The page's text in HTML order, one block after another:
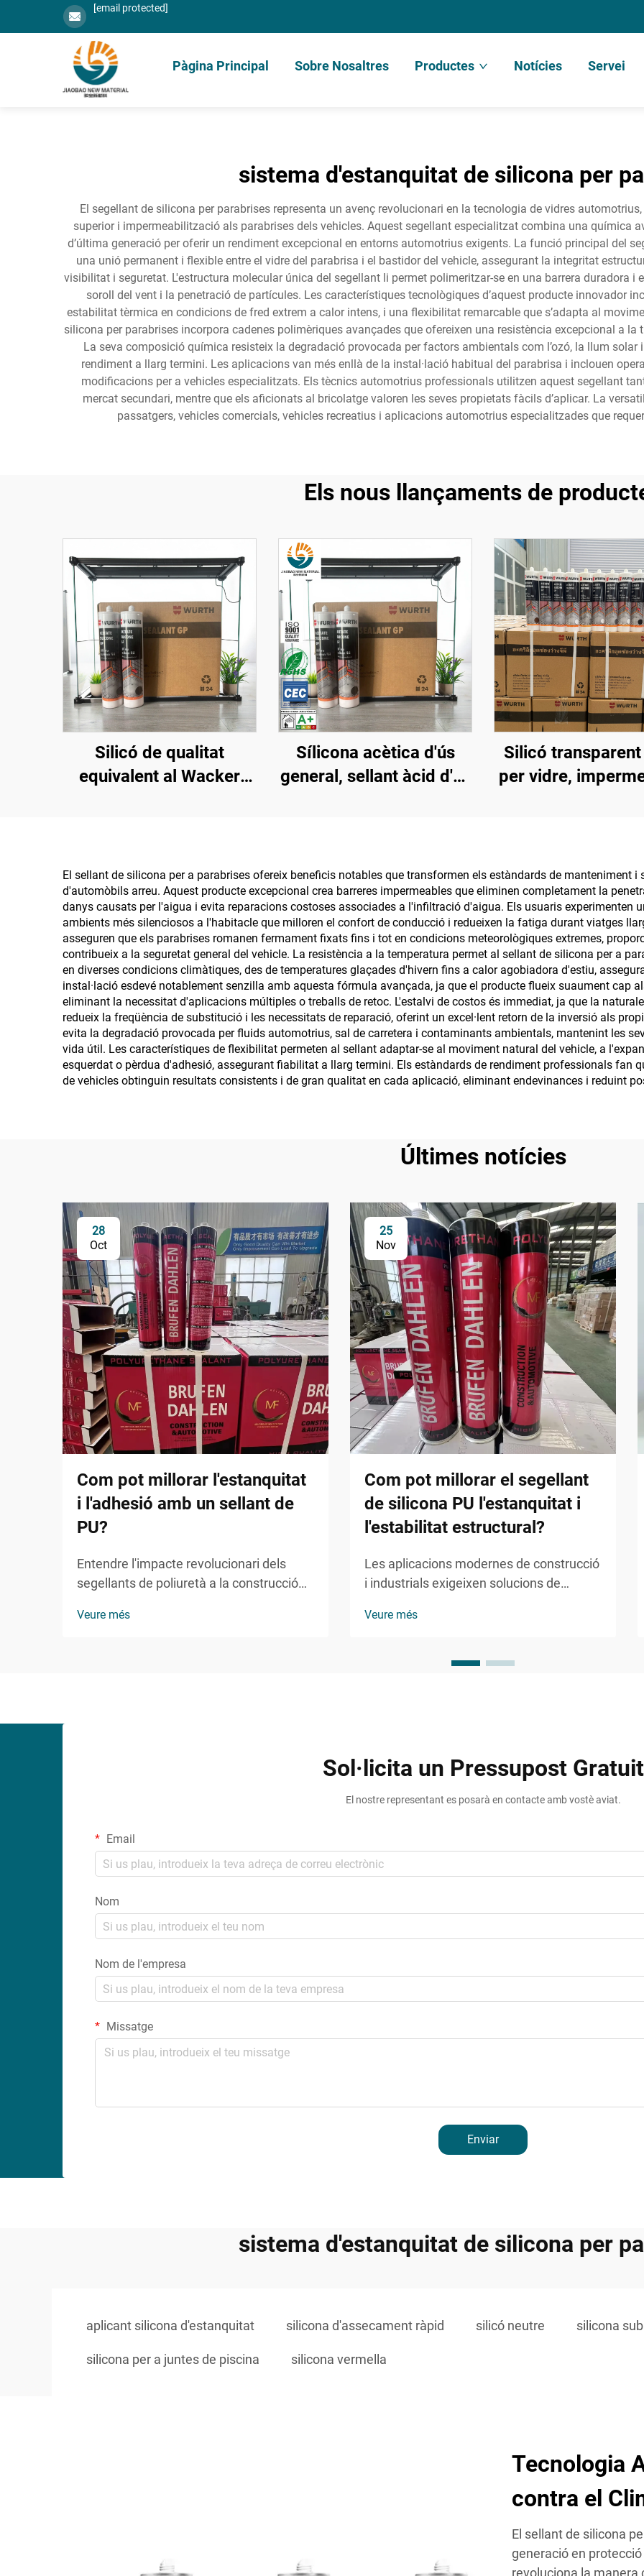
[email protected]
Pàgina Principal Sobre Nosaltres Productes Notícies Servei
sistema d'estanquitat de silicona per
El segellant de silicona per parabrises representa un avenç revolucionari en la tecnologia de vidres
superior i impermeabilització als parabrises dels vehicles. Aquest segellant especialitzat combina una química
d’última generació per oferir un rendiment excepcional en entorns automotrius exigents. La funció principal del
una unió permanent i flexible entre el vidre del parabrisa i el bastidor del vehicle, assegurant la integritat
visibilitat i seguretat. L'estructura molecular única del segellant li permet polimeritzar-se en una barrera duradora i
soroll del vent i la penetració de partícules. Les característiques tecnològiques d’aquest producte innovador
estabilitat tèrmica en condicions de fred extrem a calor intens, i una flexibilitat remarcable que s’adapta al
silicona per parabrises incorpora cadenes polimèriques avançades que ofereixen una resistència excepcional a
La seva composició química resisteix la degradació provocada per factors ambientals com l’ozó, la llum
rendiment a llarg termini. Les aplicacions van més enllà de la instal·lació habitual del parabrisa i inclouen
modificacions per a vehicles especialitzats. Els tècnics automotrius professionals utilitzen aquest segellant
mercat secundari, mentre que els aficionats al bricolatge valoren les seves propietats fàcils d’aplicar. La
passatgers, vehicles comercials, vehicles recreatius i aplicacions automotrius especialitzades que
Els nous llançaments de
Silicó de qualitat
equivalent al Wacker
blanc
Sílicona acètica d'ús
general, sellant àcid d'ús
Silicó transparent
per vidre,
El sellant de silicona per a parabrises ofereix beneficis notables que transformen els estàndards de manteniment i
d'automòbils arreu. Aquest producte excepcional crea barreres impermeables que eliminen completament la
danys causats per l'aigua i evita reparacions costoses associades a l'infiltració d'aigua. Els usuaris experimenten
ambients més silenciosos a l'habitacle que milloren el confort de conducció i redueixen la fatiga durant viatges
asseguren que els parabrises romanen fermament fixats fins i tot en condicions meteorològiques extremes,
contribueix a la seguretat general del vehicle. La resistència a la temperatura permet al sellant de silicona per a
en diverses condicions climàtiques, des de temperatures glaçades d'hivern fins a calor agobiadora d'estiu,
instal·lació esdevé notablement senzilla amb aquesta fórmula avançada, ja que el producte flueix suaument cap
eliminant la necessitat d'aplicacions múltiples o treballs de retoc. L'estalvi de costos és immediat, ja que la
redueix la freqüència de substitució i les necessitats de reparació, oferint un excel·lent retorn de la inversió als
evita la degradació provocada per fluids automotrius, sal de carretera i contaminants ambientals, mantenint les
vida útil. Les característiques de flexibilitat permeten al sellant adaptar-se al moviment natural del vehicle, a
esquerdat o pèrdua d'adhesió, assegurant fiabilitat a llarg termini. Els estàndards de rendiment professionals fan
de vehicles obtinguin resultats consistents i de gran qualitat en cada aplicació, eliminant endevinances i reduint
Últimes notícies
28
Oct
Com pot millorar l'estanquitat
i l'adhesió amb un sellant de
PU?
Entendre l'impacte revolucionari dels
segellants de poliuretà a la construcció
manteniment ha presenciat grans
Veure més
25
Nov
Com pot millorar el segellant
de silicona PU l'estanquitat i
l'estabilitat estructural?
Les aplicacions modernes de construcció
i industrials exigeixen solucions de
condicions meteorològiques extremes
segellant de silicona PU s'ha consolidat
Veure més
Sol·licita un Pressupost Gratuit
El nostre representant es posarà en contacte amb vostè aviat.
Email
Nom
Nom de l'empresa
Missatge
Enviar
sistema d'estanquitat de silicona per
aplicant silicona d'estanquitat silicona d'assecament ràpid silicó neutre silicona
silicona per a juntes de piscina silicona vermella
Tecnologia
contra el
El sellant de silicona
generació en
revoluciona la